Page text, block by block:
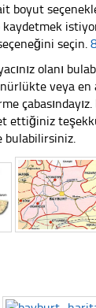
boyut
seçin.
olanı
veya en
ettiğiniz
bulabilirsiniz.